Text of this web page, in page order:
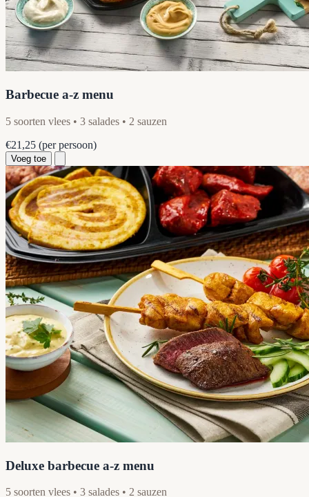
Barbecue a-z menu
5 soorten vlees • 3 salades • 2 sauzen
€21,25 (per persoon)
Voeg toe
Deluxe barbecue a-z menu
5 soorten vlees • 3 salades • 2 sauzen